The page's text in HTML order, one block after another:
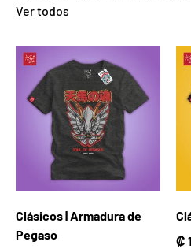
Ver todos
Clásicos | Armadura de
Pegaso
₡